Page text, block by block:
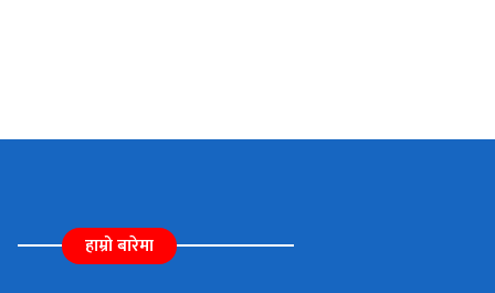
हाम्रो बारेमा